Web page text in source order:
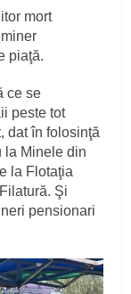
mort
piaţă.
ce se
peste tot
dat în folosinţă
la Minele din
la Flotaţia
Şi
pensionari